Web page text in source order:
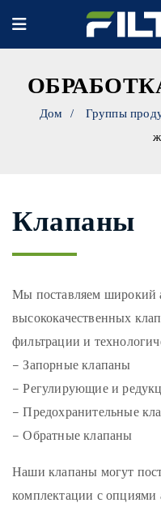
Дом Группы
Клапаны
Мы поставляем широкий
высококачественных
фильтрации и
– Запорные клапаны
– Регулирующие и
– Предохранительные
– Обратные клапаны
Наши клапаны могут
комплектации с опциями